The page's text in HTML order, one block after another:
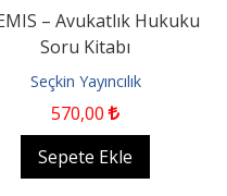
– Avukatlık Hukuku
Soru Kitabı
Seçkin Yayıncılık
570,00
Sepete Ekle